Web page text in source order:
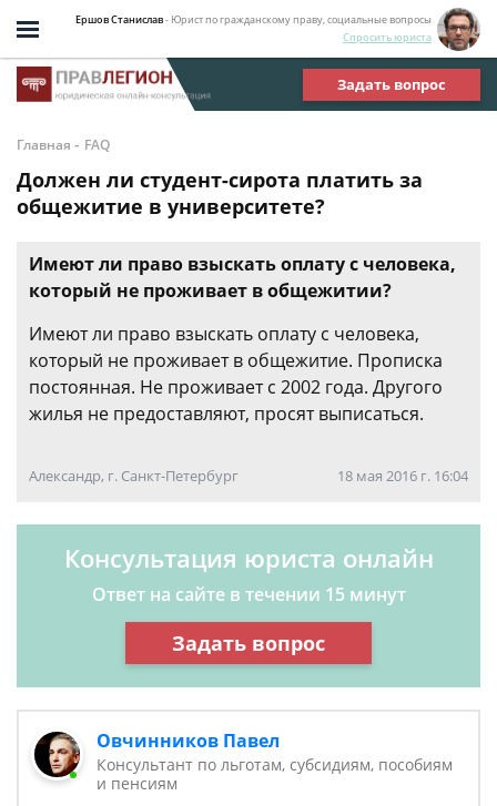
Ершов Станислав- Юрист по гражданскому праву, социальные вопросы
Спросить юриста
Задать вопрос
Главная - FAQ
Должен ли студент-сирота платить за
общежитие в университете?
Имеют ли право взыскать оплату с человека,
который не проживает в общежитии?
Имеют ли право взыскать оплату с человека,
который не проживает в общежитие. Прописка
постоянная. Не проживает с 2002 года. Другого
жилья не предоставляют, просят выписаться.
Александр, г. Санкт-Петербург 18 мая 2016 г. 16:04
Консультация юриста онлайн
Ответ на сайте в течении 15 минут
Задать вопрос
Овчинников Павел
Консультант по льготам, субсидиям, пособиям
и пенсиям